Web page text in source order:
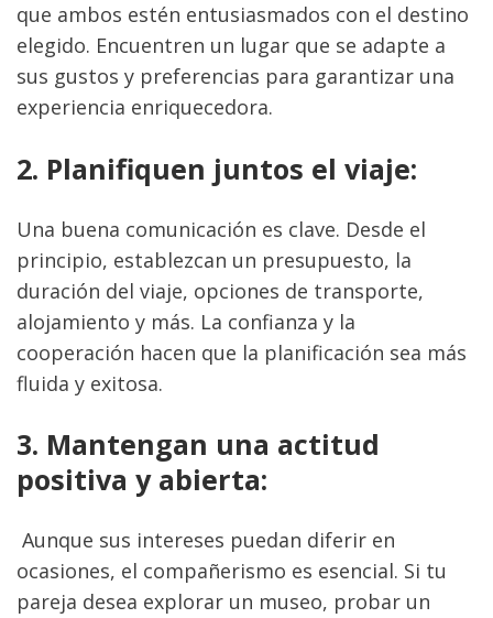
que ambos estén entusiasmados con el destino
elegido. Encuentren un lugar que se adapte a
sus gustos y preferencias para garantizar una
experiencia enriquecedora.
2. Planifiquen juntos el viaje:
Una buena comunicación es clave. Desde el
principio, establezcan un presupuesto, la
duración del viaje, opciones de transporte,
alojamiento y más. La confianza y la
cooperación hacen que la planificación sea más
fluida y exitosa.
3. Mantengan una actitud
positiva y abierta:
ocasiones, el compañerismo es esencial. Si tu
pareja desea explorar un museo, probar un